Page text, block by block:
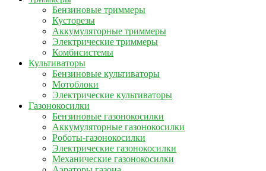
Бензиновые триммеры
Кусторезы
Аккумуляторные триммеры
Электрические триммеры
Комбисистемы
Культиваторы
Бензиновые культиваторы
Мотоблоки
Электрические культиваторы
Газонокосилки
Бензиновые газонокосилки
Аккумуляторные газонокосилки
Роботы-газонокосилки
Электрические газонокосилки
Механические газонокосилки